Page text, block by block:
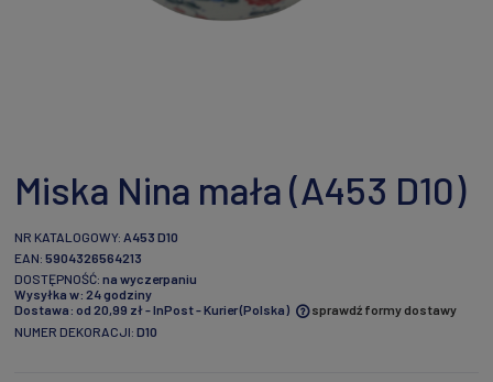
Miska Nina mała (A453 D10)
NR KATALOGOWY: A453 D10
EAN: 5904326564213
DOSTĘPNOŚĆ: na wyczerpaniu
Wysyłka w: 24 godziny
Dostawa: od 20,99 zł- InPost - Kurier(Polska)
Cena nie zawiera ewentualnych kosztów płatności
sprawdź formy dostawy
NUMER DEKORACJI: D10